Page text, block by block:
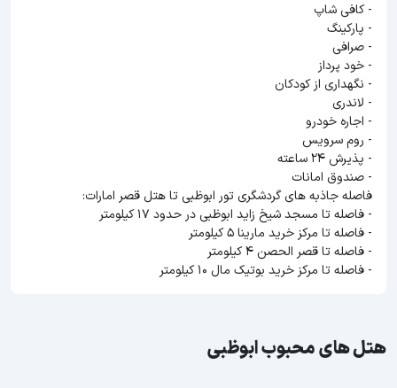
- کافی شاپ
- پارکینگ
- صرافی
- خود پرداز
- نگهداری از کودکان
- لاندری
- اجاره خودرو
- روم سرویس
- پذیرش 24 ساعته
- صندوق امانات
فاصله جاذبه های گردشگری تور ابوظبی تا هتل قصر امارات:
- فاصله تا مسجد شیخ زاید ابوظبی در حدود 17 کیلومتر
- فاصله تا مرکز خرید مارینا 5 کیلومتر
- فاصله تا قصر الحصن 4 کیلومتر
- فاصله تا مرکز خرید بوتیک مال 10 کیلومتر
هتل های محبوب ابوظبی